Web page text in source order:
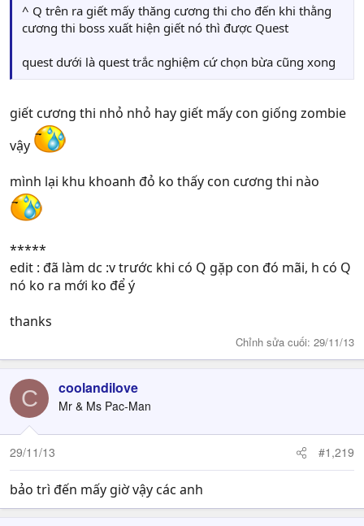
^ Q trên ra giết mấy thăng cương thi cho đến khi thằng
cương thi boss xuất hiện giết nó thì được Quest
quest dưới là quest trắc nghiệm cứ chọn bừa cũng xong
giết cương thi nhỏ nhỏ hay giết mấy con giống zombie
vậy
mình lại khu khoanh đỏ ko thấy con cương thi nào
*****
edit : đã làm dc :v trước khi có Q gặp con đó mãi, h có Q
nó ko ra mới ko để ý
thanks
Chỉnh sửa cuối: 29/11/13
C coolandilove
Mr & Ms Pac-Man
29/11/13 #1,219
bảo trì đến mấy giờ vậy các anh